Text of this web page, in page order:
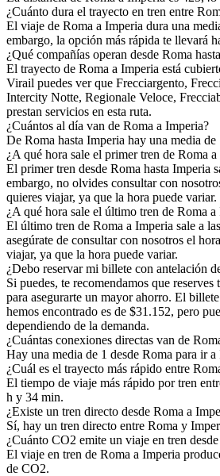
¿Cuánto dura el trayecto en tren entre
El viaje de Roma a Imperia dura una
embargo, la opción más rápida te llevará
¿Qué compañías operan desde Roma
El trayecto de Roma a Imperia está
Virail puedes ver que Frecciargento,
Intercity Notte, Regionale Veloce,
prestan servicios en esta ruta.
¿Cuántos al día van de Roma a Imperia?
De Roma hasta Imperia hay una media
¿A qué hora sale el primer tren de Roma
El primer tren desde Roma hasta Imperia
embargo, no olvides consultar con
quieres viajar, ya que la hora puede variar.
¿A qué hora sale el último tren de Roma a
El último tren de Roma a Imperia sale a
asegúrate de consultar con nosotros el
viajar, ya que la hora puede variar.
¿Debo reservar mi billete con antelación
Si puedes, te recomendamos que
para asegurarte un mayor ahorro. El
hemos encontrado es de $31.152, pero
dependiendo de la demanda.
¿Cuántas conexiones directas van de
Hay una media de 1 desde Roma para ir a
¿Cuál es el trayecto más rápido entre
El tiempo de viaje más rápido por tren
h y 34 min.
¿Existe un tren directo desde Roma a
Sí, hay un tren directo entre Roma y
¿Cuánto CO2 emite un viaje en tren
El viaje en tren de Roma a Imperia
de CO2.